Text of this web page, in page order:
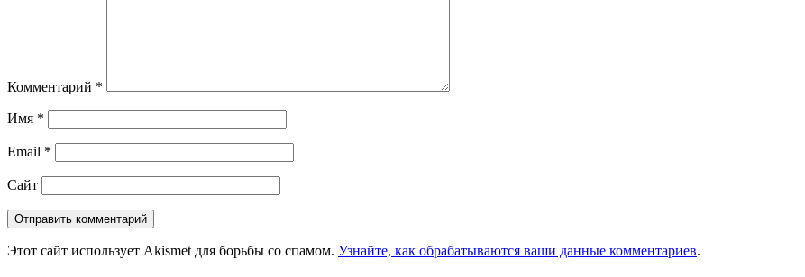
Комментарий *
Имя *
Email *
Сайт
Этот сайт использует Akismet для борьбы со спамом. Узнайте, как обрабатываются ваши данные комментариев.